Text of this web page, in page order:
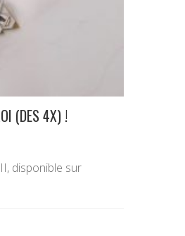
(DES 4X) !
disponible sur